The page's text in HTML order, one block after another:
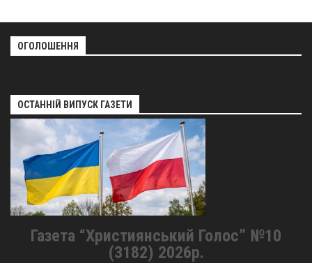
ОГОЛОШЕННЯ
ОСТАННІЙ ВИПУСК ГАЗЕТИ
Газета “Християнський Голос” №10
(3182) 2026р.